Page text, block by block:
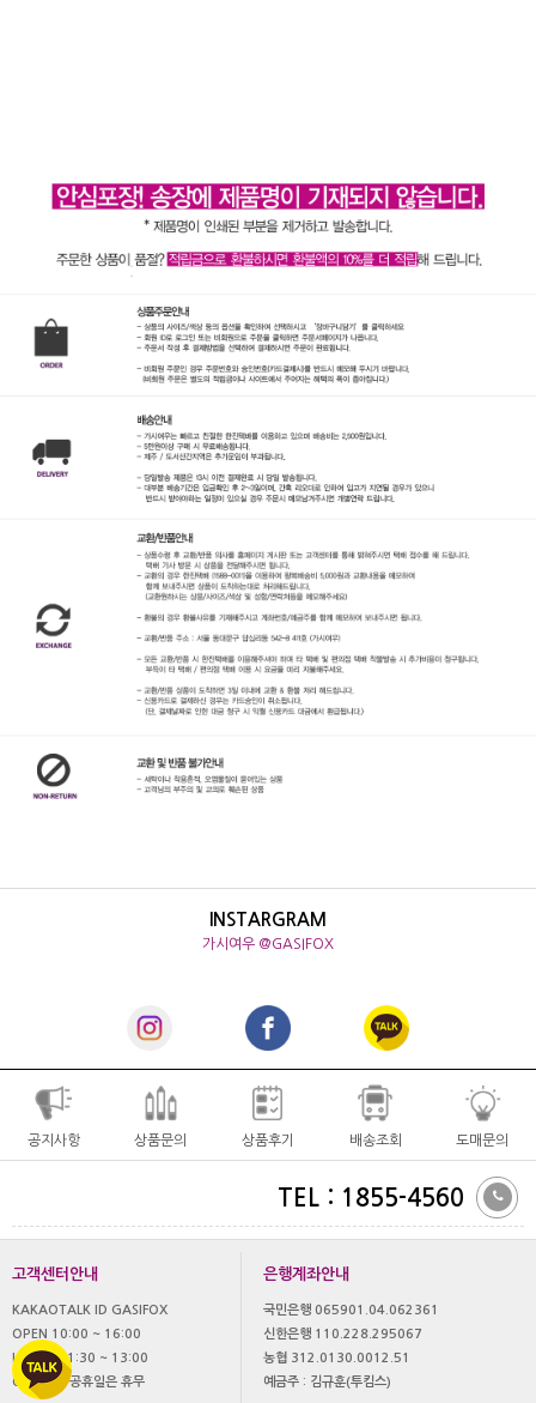
INSTARGRAM
가시여우 @GASIFOX
공지사항 상품문의 상품후기 배송조회 도매문의
TEL : 1855-4560
고객센터안내
KAKAOTALK ID GASIFOX
OPEN 10:00 ~ 16:00
LUNCH 11:30 ~ 13:00
OFF 토,일 공휴일은 휴무
은행계좌안내
국민은행 065901.04.062361
신한은행 110.228.295067
농협 312.0130.0012.51
예금주 : 김규훈(투킴스)